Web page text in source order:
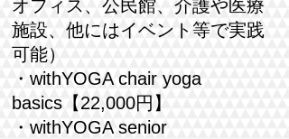
オフィス、公民館、介護や医療
施設、他にはイベント等で実践
可能）
・withYOGA chair yoga
basics【22,000円】
・withYOGA senior